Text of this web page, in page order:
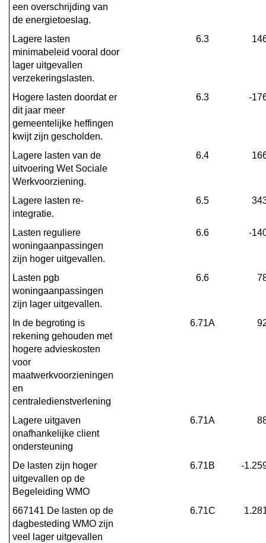
een overschrijding van
de energietoeslag.
Lagere lasten
minimabeleid vooral door
lager uitgevallen
verzekeringslasten.
6.3
Hogere lasten doordat er
dit jaar meer
gemeentelijke heffingen
kwijt zijn gescholden.
6.3 -
Lagere lasten van de
uitvoering Wet Sociale
Werkvoorziening.
6.4
Lagere lasten re-
integratie.
6.5
Lasten reguliere
woningaanpassingen
zijn hoger uitgevallen.
6.6 -
Lasten pgb
woningaanpassingen
zijn lager uitgevallen.
6.6
In de begroting is
rekening gehouden met
hogere advieskosten
voor
maatwerkvoorzieningen
en
centraledienstverlening
6.71A
Lagere uitgaven
onafhankelijke client
ondersteuning
6.71A
De lasten zijn hoger
uitgevallen op de
Begeleiding WMO
6.71B -
667141 De lasten op de
dagbesteding WMO zijn
veel lager uitgevallen
6.71C